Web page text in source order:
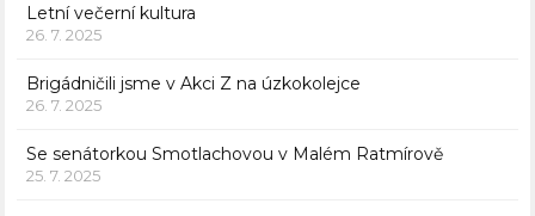
Letní večerní kultura
26. 7. 2025
Brigádničili jsme v Akci Z na úzkokolejce
26. 7. 2025
Se senátorkou Smotlachovou v Malém Ratmírově
25. 7. 2025